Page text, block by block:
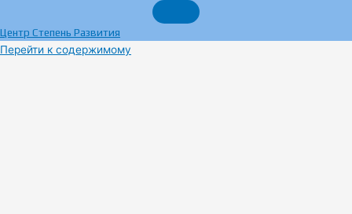
Центр Степень Развития
Перейти к содержимому